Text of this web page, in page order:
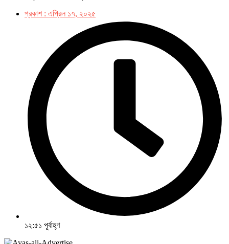
প্রকাশ : এপ্রিল ১৭, ২০২৫
১২:৫১ পূর্বাহ্ণ